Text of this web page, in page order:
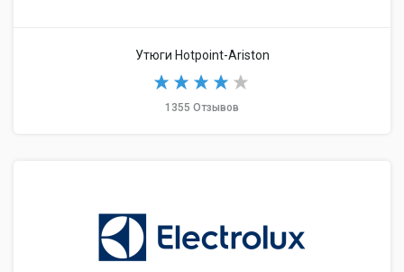
Утюги Hotpoint-Ariston
1355 Отзывов